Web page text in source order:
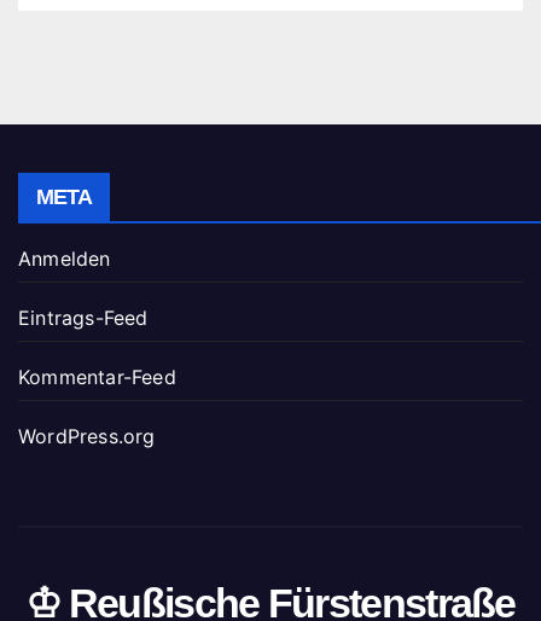
META
Anmelden
Eintrags-Feed
Kommentar-Feed
WordPress.org
♔ Reußische Fürstenstraße